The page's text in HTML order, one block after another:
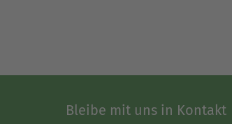
Bleibe mit uns in Kontakt